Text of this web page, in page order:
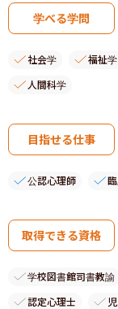
学べる学問
社会学 福祉学
人間科学
目指せる仕事
公認心理師
取得できる資格
学校図書館司書教諭
認定心理士